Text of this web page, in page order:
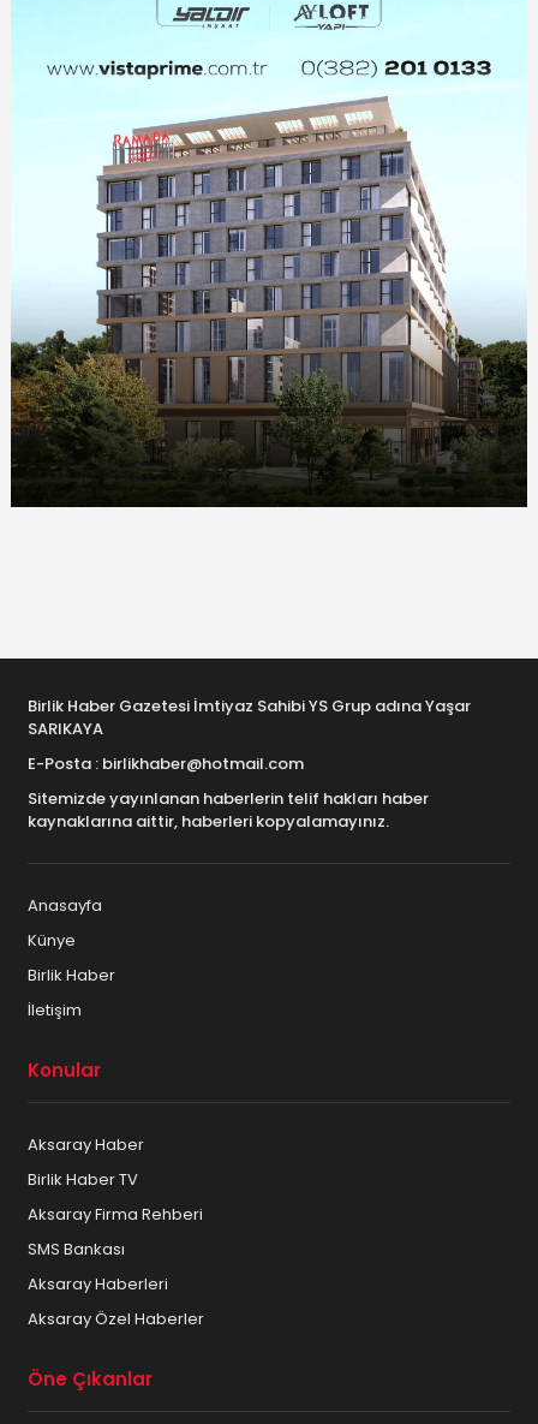
Birlik Haber Gazetesi İmtiyaz Sahibi YS Grup adına Yaşar
SARIKAYA
E-Posta : birlikhaber@hotmail.com
Sitemizde yayınlanan haberlerin telif hakları haber
kaynaklarına aittir, haberleri kopyalamayınız.
Anasayfa
Künye
Birlik Haber
İletişim
Konular
Aksaray Haber
Birlik Haber TV
Aksaray Firma Rehberi
SMS Bankası
Aksaray Haberleri
Aksaray Özel Haberler
Öne Çıkanlar